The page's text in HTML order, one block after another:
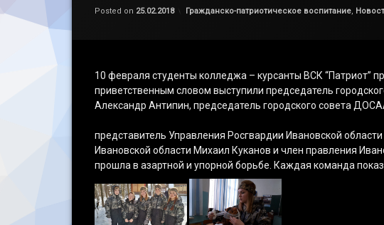
Posted on 25.02.2018
Обновлено на
by
Категории:
Гражданско-патриотическое воспитание,
10 февраля студенты колледжа – курсанты ВСК “Патриот”
приветственным словом выступили председатель
Александр Антипин, председатель городского совета
представитель Управления Росгвардии Ивановской
Ивановской области Михаил Куканов и член правления
прошла в азартной и упорной борьбе. Каждая команда